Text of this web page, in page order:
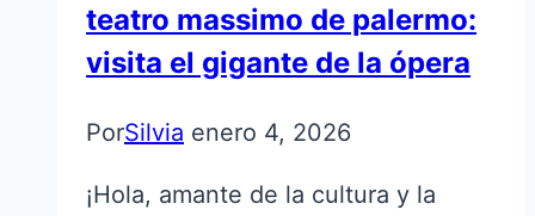
teatro massimo de palermo:
visita el gigante de la ópera
PorSilvia enero 4, 2026
¡Hola, amante de la cultura y la